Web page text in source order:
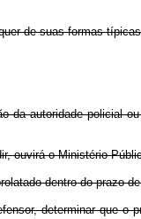
de suas formas
da autoridade policial
ouvirá o Ministério
dentro do prazo
determinar que